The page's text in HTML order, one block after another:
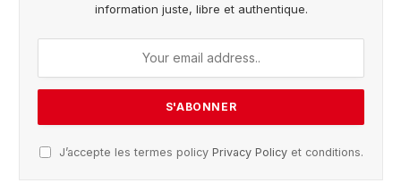
information juste, libre et authentique.
J’accepte les termes policy Privacy Policyet conditions.